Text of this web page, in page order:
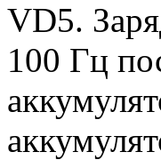
VD5.
100 Гц